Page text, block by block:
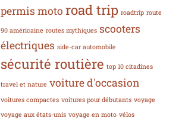
permis moto road trip roadtrip route
90 américaine routes mythiques scooters
électriques side-car automobile
sécurité routière top 10 citadines
travel et nature voiture d'occasion
voitures compactes voitures pour débutants voyage
voyage aux états-unis voyage en moto vélos